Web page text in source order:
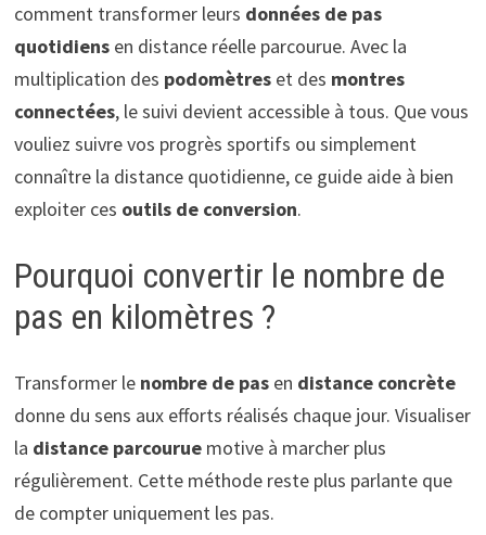
comment transformer leurs données de pas
quotidiensen distance réelle parcourue. Avec la
multiplication des podomètreset des montres
connectées, le suivi devient accessible à tous. Que vous
vouliez suivre vos progrès sportifs ou simplement
connaître la distance quotidienne, ce guide aide à bien
exploiter ces outils de conversion.
Pourquoi convertir le nombre de
pas en kilomètres ?
Transformer le nombre de pasen distance concrète
donne du sens aux efforts réalisés chaque jour. Visualiser
la distance parcouruemotive à marcher plus
régulièrement. Cette méthode reste plus parlante que
de compter uniquement les pas.